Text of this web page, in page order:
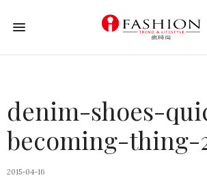
denim-shoes-
becoming-thing-
2015-04-16